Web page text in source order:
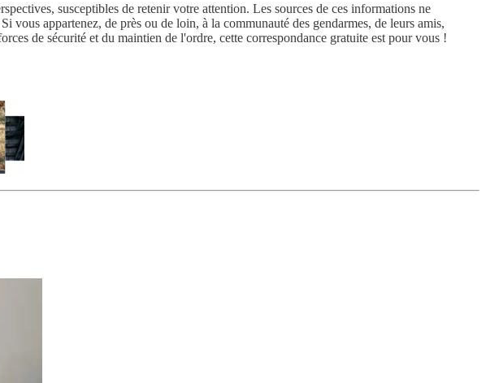
susceptibles de retenir votre attention. Les sources de ces informations ne
vous appartenez, de près ou de loin, à la communauté des gendarmes, de leurs amis,
de sécurité et du maintien de l'ordre, cette correspondance gratuite est pour vous !